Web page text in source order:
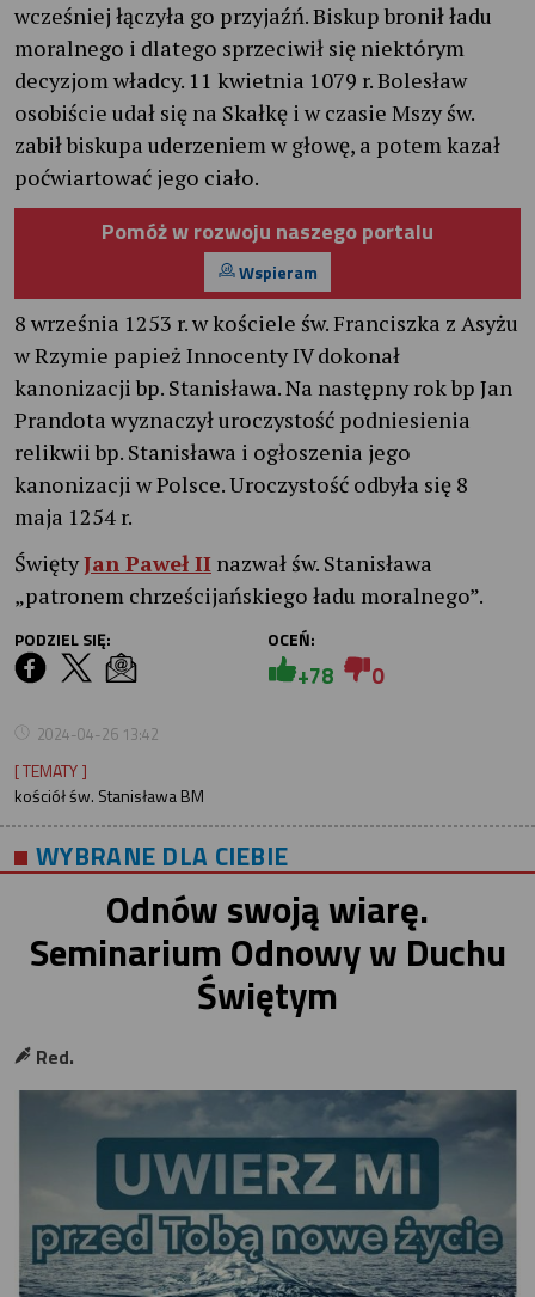
wcześniej łączyła go przyjaźń. Biskup bronił ładu
moralnego i dlatego sprzeciwił się niektórym
decyzjom władcy. 11 kwietnia 1079 r. Bolesław
osobiście udał się na Skałkę i w czasie Mszy św.
zabił biskupa uderzeniem w głowę, a potem kazał
poćwiartować jego ciało.
Pomóż w rozwoju naszego portalu
Wspieram
8 września 1253 r. w kościele św. Franciszka z Asyżu
w Rzymie papież Innocenty IV dokonał
kanonizacji bp. Stanisława. Na następny rok bp Jan
Prandota wyznaczył uroczystość podniesienia
relikwii bp. Stanisława i ogłoszenia jego
kanonizacji w Polsce. Uroczystość odbyła się 8
maja 1254 r.
ŚwiętyJan Paweł II nazwał św. Stanisława
„patronem chrześcijańskiego ładu moralnego”.
PODZIEL SIĘ: OCEŃ:
+78 0
2024-04-26 13:42
[ TEMATY ]
kościół św. Stanisława BM
WYBRANE DLA CIEBIE
Odnów swoją wiarę.
Seminarium Odnowy w Duchu
Świętym
Red.